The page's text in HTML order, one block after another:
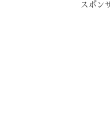
スポン